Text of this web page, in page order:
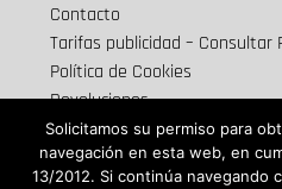
Contacto
Tarifas publicidad – Consultar
Política de Cookies
Devoluciones
Envios y cancelaciones
Solicitamos su permiso para
navegación en esta web, en
13/2012. Si continúa navegando